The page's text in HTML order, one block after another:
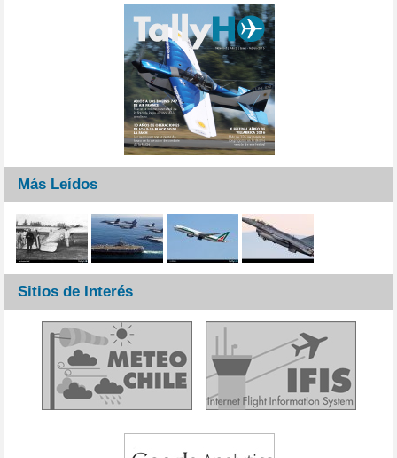
Más Leídos
Sitios de Interés